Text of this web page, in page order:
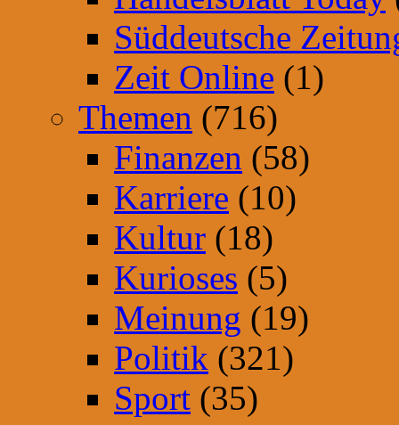
Süddeutsche
Zeit Online (1)
Themen (716)
Finanzen (58)
Karriere (10)
Kultur (18)
Kurioses (5)
Meinung (19)
Politik (321)
Sport (35)